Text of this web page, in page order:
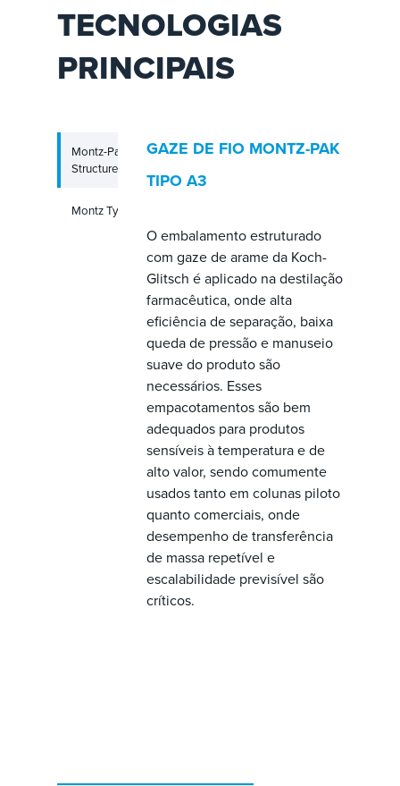
TECNOLOGIAS
PRINCIPAIS
Montz-Pak Wire Gauze
Structured Packing
Montz Type S Liquid Distributor
GAZE DE FIO MONTZ-PAK
TIPO A3
O embalamento estruturado
com gaze de arame da Koch-
Glitsch é aplicado na destilação
farmacêutica, onde alta
eficiência de separação, baixa
queda de pressão e manuseio
suave do produto são
necessários. Esses
empacotamentos são bem
adequados para produtos
sensíveis à temperatura e de
alto valor, sendo comumente
usados tanto em colunas piloto
quanto comerciais, onde
desempenho de transferência
de massa repetível e
escalabilidade previsível são
críticos.